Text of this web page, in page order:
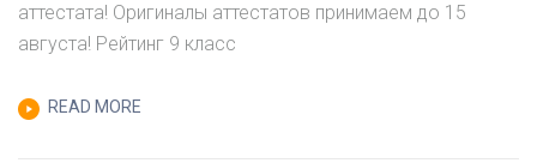
АБИТУРИЕНТЫ!
ВЫКЛАДЫВАЕМ
аттестата! Оригиналы аттестатов принимаем до 15
августа! Рейтинг 9 класс
READ MORE